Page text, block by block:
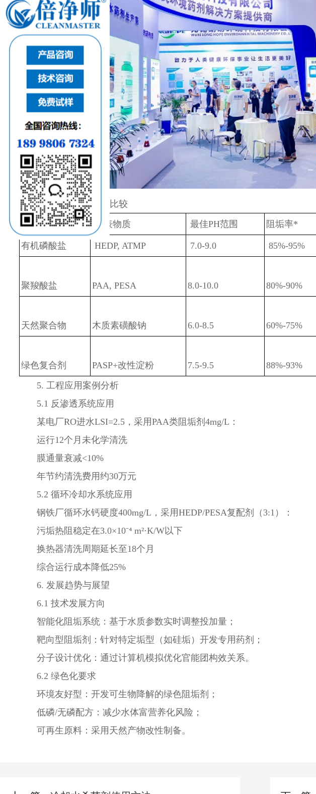
4. 典型阻垢剂性能比较
类型
代表物质 最佳PH范围 阻垢率*
有机磷酸盐 HEDP, ATMP 7.0-9.0 85%-95%
聚羧酸盐 PAA, PESA 8.0-10.0 80%-90%
天然聚合物 木质素磺酸钠 6.0-8.5 60%-75%
绿色复合剂 PASP+改性淀粉 7.5-9.5 88%-93%
5. 工程应用案例分析
5.1 反渗透系统应用
某电厂RO进水LSI=2.5，采用PAA类阻垢剂4mg/L：
运行12个月未化学清洗
膜通量衰减<10%
年节约清洗费用约30万元
5.2 循环冷却水系统应用
钢铁厂循环水钙硬度400mg/L，采用HEDP/PESA复配剂（3:1）：
污垢热阻稳定在3.0×10⁻⁴ m²·K/W以下
换热器清洗周期延长至18个月
综合运行成本降低25%
6. 发展趋势与展望
6.1 技术发展方向
智能化阻垢系统：基于水质参数实时调整投加量；
靶向型阻垢剂：针对特定垢型（如硅垢）开发专用药剂；
分子设计优化：通过计算机模拟优化官能团构效关系。
6.2 绿色化要求
环境友好型：开发可生物降解的绿色阻垢剂；
低磷/无磷配方：减少水体富营养化风险；
可再生原料：采用天然产物改性制备。